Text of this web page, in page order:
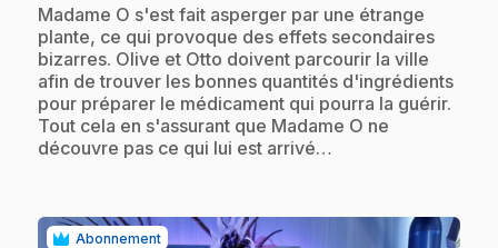
.Madame O s'est fait asperger par une étrange
plante, ce qui provoque des effets secondaires
bizarres. Olive et Otto doivent parcourir la ville
afin de trouver les bonnes quantités d'ingrédients
pour préparer le médicament qui pourra la guérir.
Tout cela en s'assurant que Madame O ne
découvre pas ce qui lui est arrivé…
Abonnement